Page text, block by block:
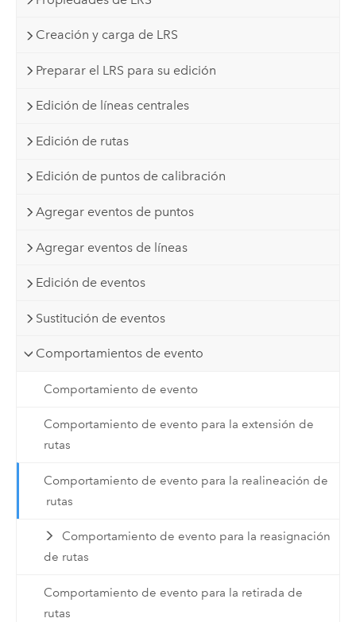
Creación y carga de LRS
Preparar el LRS para su edición
Edición de líneas centrales
Edición de rutas
Edición de puntos de calibración
Agregar eventos de puntos
Agregar eventos de líneas
Edición de eventos
Sustitución de eventos
Comportamientos de evento
Comportamiento de evento
Comportamiento de evento para la extensión de
rutas
Comportamiento de evento para la realineación de
rutas
Comportamiento de evento para la reasignación
de rutas
Comportamiento de evento para la retirada de
rutas